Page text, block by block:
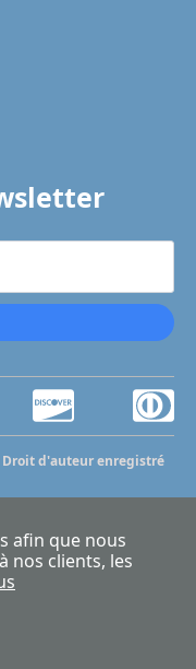
Droit d'auteur enregistré
afin que nous
nos clients, les